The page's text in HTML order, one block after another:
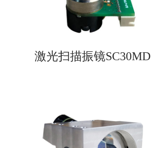
激光扫描振镜SC30MD